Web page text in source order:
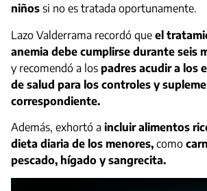
niños si no es tratada oportunamente.
Lazo Valderrama recordó que el
anemia debe cumplirse durante seis
y recomendó a los padres acudir a los
de salud para los controles y
correspondiente.
Además, exhortó a incluir alimentos
dieta diaria de los menores, como
pescado, hígado y sangrecita.